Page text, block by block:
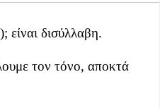
είναι δισύλλαβη.
τον τόνο, αποκτά